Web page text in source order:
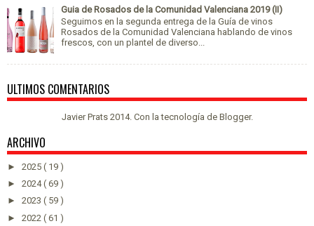
Guia de Rosados de la Comunidad Valenciana 2019 (II)
Seguimos en la segunda entrega de la Guía de vinos
Rosados de la Comunidad Valenciana hablando de vinos
frescos, con un plantel de diverso...
ULTIMOS COMENTARIOS
Javier Prats 2014. Con la tecnología de Blogger.
ARCHIVO
► 2025 ( 19 )
► 2024( 69 )
► 2023 ( 59 )
► 2022 ( 61 )